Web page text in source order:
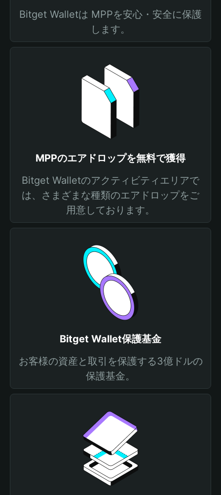
Bitget Walletは MPPを安心・安全に保護
します。
MPPのエアドロップを無料で獲得
Bitget Walletのアクティビティエリアで
は、さまざまな種類のエアドロップをご
用意しております。
Bitget Wallet保護基金
お客様の資産と取引を保護する3億ドルの
保護基金。